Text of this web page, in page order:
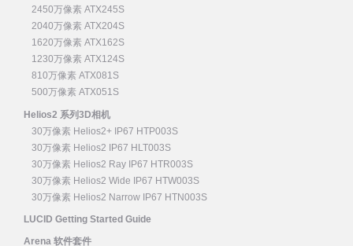
2450万像素 ATX245S
2040万像素 ATX204S
1620万像素 ATX162S
1230万像素 ATX124S
810万像素 ATX081S
500万像素 ATX051S
Helios2 系列3D相机
30万像素 Helios2+ IP67 HTP003S
30万像素 Helios2 IP67 HLT003S
30万像素 Helios2 Ray IP67 HTR003S
30万像素 Helios2 Wide IP67 HTW003S
30万像素 Helios2 Narrow IP67 HTN003S
LUCID Getting Started Guide
Arena 软件套件